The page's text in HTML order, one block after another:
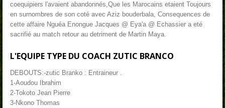
coequipiers l'avaient abandonnés,Que les Marocains etaient Toujours
en surnombres de son coté avec Aziz bouderbala, Consequences de
cette affaire Nguéa Enongue Jacques @ Eya'a @ Echassier a eté
sacrifié au match retour au detriment de Martin Maya.
L'EQUIPE TYPE DU COACH ZUTIC BRANCO
DEBOUTS:-zutic Branko : Entraineur .
1-Aoudou Ibrahim
2-Tokoto Jean Pierre
3-Nkono Thomas